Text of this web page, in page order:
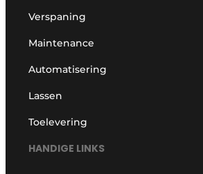
Verspaning
Maintenance
Automatisering
Lassen
Toelevering
HANDIGE LINKS